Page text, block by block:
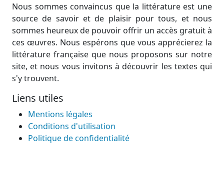
Nous sommes convaincus que la littérature est une
source de savoir et de plaisir pour tous, et nous
sommes heureux de pouvoir offrir un accès gratuit à
ces œuvres. Nous espérons que vous apprécierez la
littérature française que nous proposons sur notre
site, et nous vous invitons à découvrir les textes qui
s'y trouvent.
Liens utiles
Mentions légales
Conditions d'utilisation
Politique de confidentialité